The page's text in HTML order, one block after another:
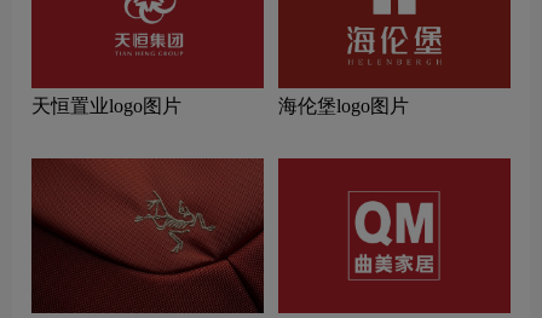
天恒置业logo图片 海伦堡logo图片